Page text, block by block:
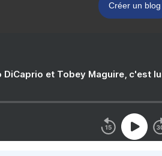
Créer un blog
DiCaprio et Tobey Maguire, c'est